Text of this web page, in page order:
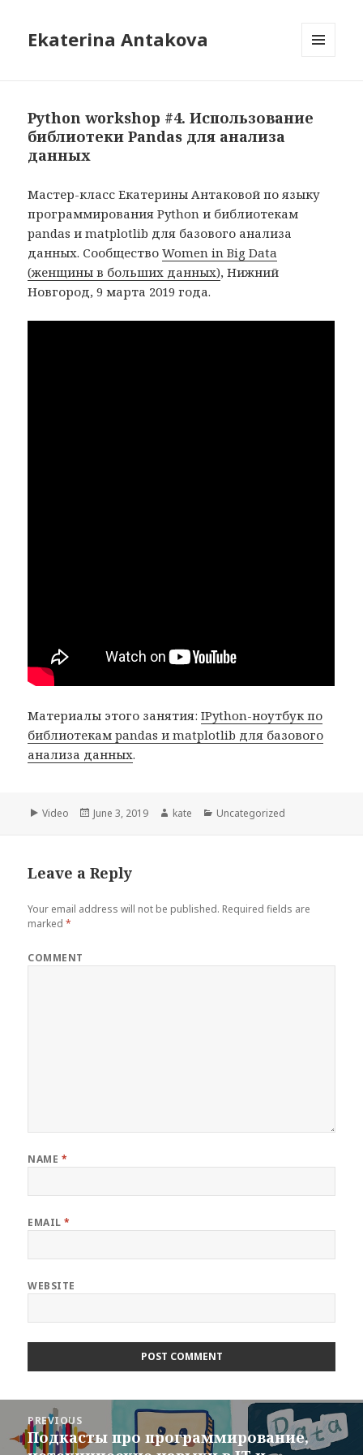
Ekaterina Antakova
Python workshop #4. Использование
библиотеки Pandas для анализа
данных
Мастер-класс Екатерины Антаковой по языку
программирования Python и библиотекам
pandas и matplotlib для базового анализа
данных. СообществоWomen in Big Data
(женщины в больших данных), Нижний
Новгород, 9 марта 2019 года.
Материалы этого занятия:IPython-ноутбук по
библиотекам pandas и matplotlib для базового
анализа данных.
Format
Video
Posted
June 3, 2019 Author
kate Categories
Uncategorized
Leave a Reply
Your email address will not be published. Required fields are
marked*
COMMENT
NAME *
EMAIL*
WEBSITE
navigation
PREVIOUS
Previous
Подкасты про программирование,